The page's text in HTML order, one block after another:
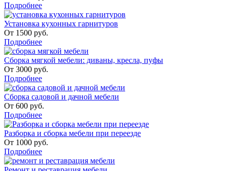
Подробнее
Установка кухонных гарнитуров
От 1500 руб.
Подробнее
Сборка мягкой мебели: диваны, кресла, пуфы
От 3000 руб.
Подробнее
Сборка садовой и дачной мебели
От 600 руб.
Подробнее
Разборка и сборка мебели при переезде
От 1000 руб.
Подробнее